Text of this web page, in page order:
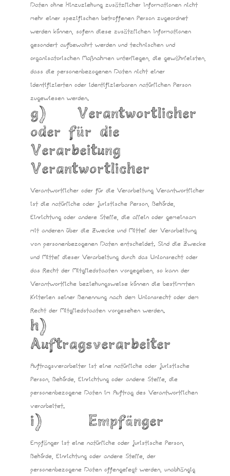
Daten ohne Hinzuziehung zusätzlicher Informationen nicht
mehr einer spezifischen betroffenen Person zugeordnet
werden können, sofern diese zusätzlichen Informationen
gesondert aufbewahrt werden und technischen und
organisatorischen Maßnahmen unterliegen, die gewährleisten,
dass die personenbezogenen Daten nicht einer
identifizierten oder identifizierbaren natürlichen Person
zugewiesen werden.
g) Verantwortlicher
oder für die
Verarbeitung
Verantwortlicher
Verantwortlicher oder für die Verarbeitung Verantwortlicher
ist die natürliche oder juristische Person, Behörde,
Einrichtung oder andere Stelle, die allein oder gemeinsam
mit anderen über die Zwecke und Mittel der Verarbeitung
von personenbezogenen Daten entscheidet. Sind die Zwecke
und Mittel dieser Verarbeitung durch das Unionsrecht oder
das Recht der Mitgliedstaaten vorgegeben, so kann der
Verantwortliche beziehungsweise können die bestimmten
Kriterien seiner Benennung nach dem Unionsrecht oder dem
Recht der Mitgliedstaaten vorgesehen werden.
h)
Auftragsverarbeiter
Auftragsverarbeiter ist eine natürliche oder juristische
Person, Behörde, Einrichtung oder andere Stelle, die
personenbezogene Daten im Auftrag des Verantwortlichen
verarbeitet.
i) Empfänger
Empfänger ist eine natürliche oder juristische Person,
Behörde, Einrichtung oder andere Stelle, der
personenbezogene Daten offengelegt werden, unabhängig